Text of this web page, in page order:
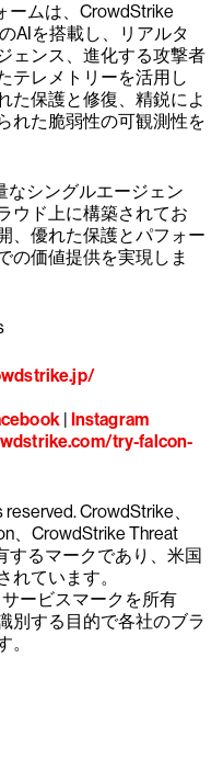
ームは、CrowdStrike
AIを搭載し、リアルタ
ェンス、進化する攻撃者
テレメトリーを活用し
た保護と修復、精鋭によ
れた脆弱性の可観測性を
なシングルエージェン
ウド上に構築されてお
、優れた保護とパフォー
の価値提供を実現しま
| Instagram
try-falcon-
CrowdStrike、
、CrowdStrike Threat
するマークであり、米国
れています。
ービスマークを所有
別する目的で各社のブラ
。